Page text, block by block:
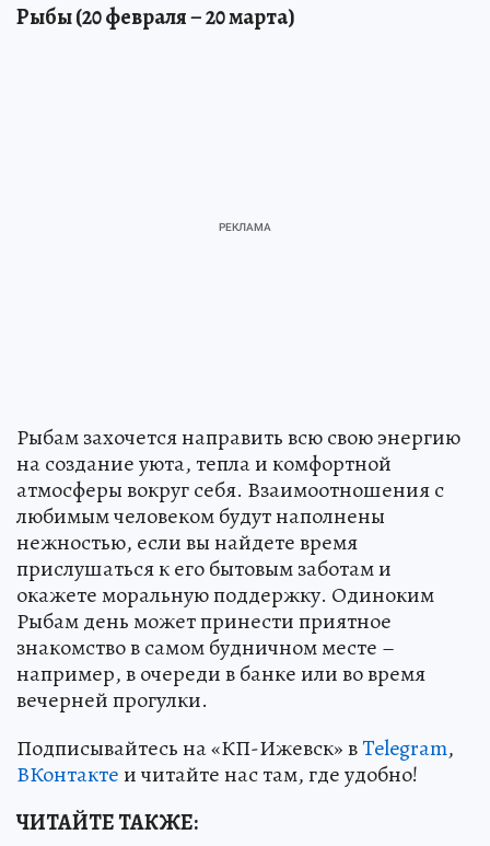
Рыбы (20 февраля – 20 марта)
Рыбам захочется направить всю свою энергию
на создание уюта, тепла и комфортной
атмосферы вокруг себя. Взаимоотношения с
любимым человеком будут наполнены
нежностью, если вы найдете время
прислушаться к его бытовым заботам и
окажете моральную поддержку. Одиноким
Рыбам день может принести приятное
знакомство в самом будничном месте –
например, в очереди в банке или во время
вечерней прогулки.
Подписывайтесь на «КП-Ижевск» вTelegram,
ВКонтактеи читайте нас там, где удобно!
ЧИТАЙТЕ ТАКЖЕ: